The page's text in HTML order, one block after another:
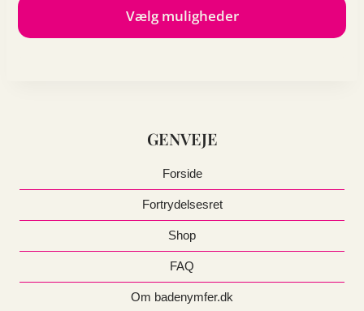
Vælg muligheder
på
GENVEJE
Forside
Fortrydelsesret
Shop
FAQ
Om badenymfer.dk